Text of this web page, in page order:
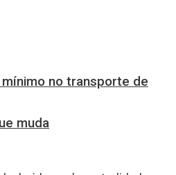
no transporte de
muda